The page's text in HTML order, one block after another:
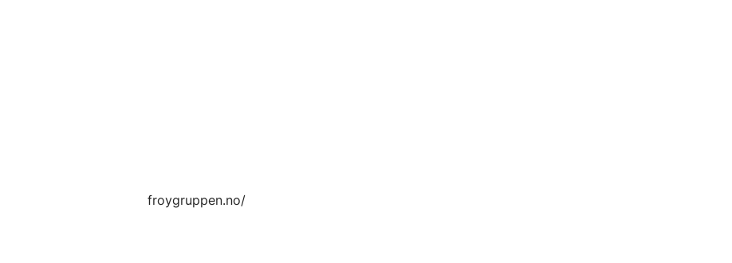
froygruppen.no/